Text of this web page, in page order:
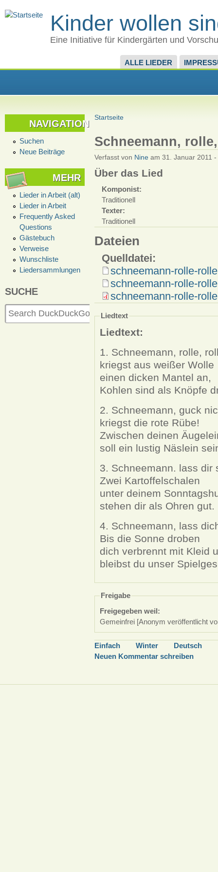
Kinder wollen
Eine Initiative für Kindergärten und
ALLE LIEDER
NAVIGATION
Suchen
Neue Beiträge
MEHR
Lieder in Arbeit (alt)
Lieder in Arbeit
Frequently Asked
Questions
Gästebuch
Verweise
Wunschliste
Liedersammlungen
SUCHE
Startseite
Schneemann,
Verfasst von Nineam 31. Januar 2011 -
Über das Lied
Komponist:
Traditionell
Texter:
Traditionell
Dateien
Quelldatei:
schneemann-rolle-
schneemann-rolle-
schneemann-rolle-
Liedtext
Liedtext:
1. Schneemann, rolle,
kriegst aus weißer Wolle
einen dicken Mantel an,
Kohlen sind als Knöpfe
2. Schneemann, guck
kriegst die rote Rübe!
Zwischen deinen
soll ein lustig Näslein
3. Schneemann. lass dir
Zwei Kartoffelschalen
unter deinem
stehen dir als Ohren gut.
4. Schneemann, lass
Bis die Sonne droben
dich verbrennt mit Kleid
bleibst du unser
Freigabe
Freigegeben weil:
Gemeinfrei [Anonym veröffentlicht
Einfach Winter Deutsch
Neuen Kommentar schreiben